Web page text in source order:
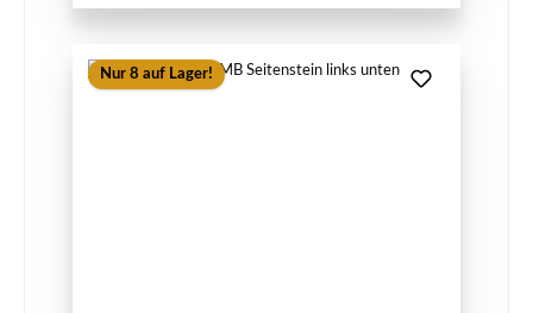
Nur 8 auf Lager!